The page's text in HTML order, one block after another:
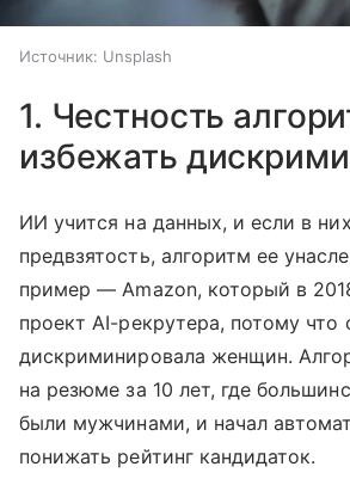
Источник: Unsplash
1. Честность
избежать
ИИ учится на данных, и если в
предвзятость, алгоритм ее
пример — Amazon, который в
проект AI-рекрутера, потому что
дискриминировала женщин.
на резюме за 10 лет, где
были мужчинами, и начал
понижать рейтинг кандидаток.